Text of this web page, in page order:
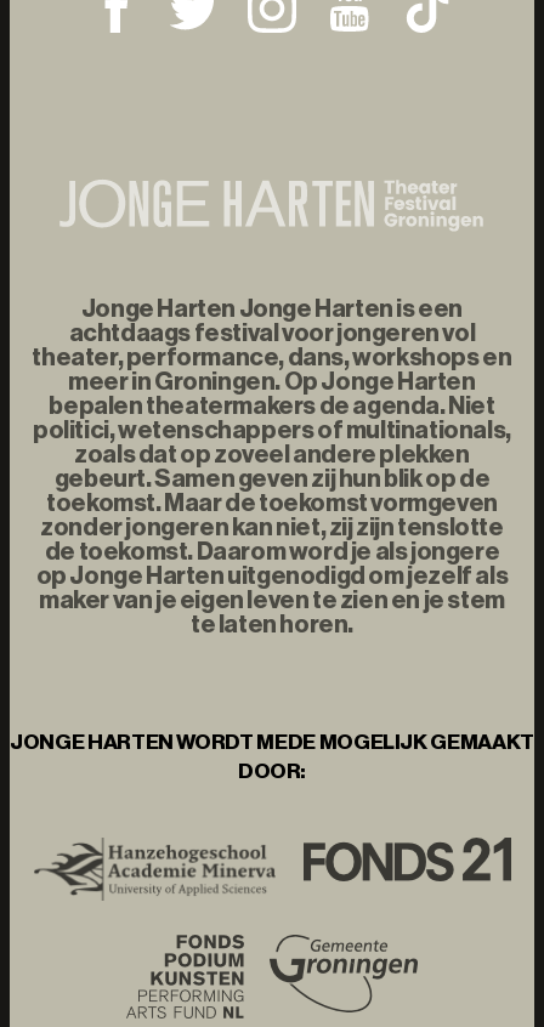
Jonge Harten Jonge Harten is een
achtdaags festival voor jongeren vol
theater, performance, dans, workshops en
meer in Groningen. Op Jonge Harten
bepalen theatermakers de agenda. Niet
politici, wetenschappers of multinationals,
zoals dat op zoveel andere plekken
gebeurt. Samen geven zij hun blik op de
toekomst. Maar de toekomst vormgeven
zonder jongeren kan niet, zij zijn tenslotte
de toekomst. Daarom word je als jongere
op Jonge Harten uitgenodigd om jezelf als
maker van je eigen leven te zien en je stem
te laten horen.
JONGE HARTEN WORDT MEDE MOGELIJK GEMAAKT
DOOR: